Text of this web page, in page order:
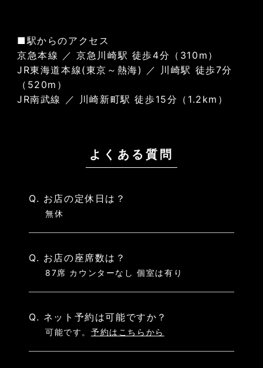
■駅からのアクセス
京急本線 ／ 京急川崎駅 徒歩4分（310m）
JR東海道本線(東京～熱海) ／ 川崎駅 徒歩7分
（520m）
JR南武線 ／ 川崎新町駅 徒歩15分（1.2km）
よくある質問
Q. お店の定休日は？
無休
Q. お店の座席数は？
87席 カウンターなし 個室は有り
Q. ネット予約は可能ですか？
可能です。 予約はこちらから